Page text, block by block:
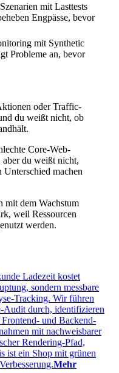
mit Lasttests
Engpässe, bevor
mit Synthetic
Probleme an, bevor
oder Traffic-
du weißt nicht, ob
Core-Web-
du weißt nicht,
machen
mit dem Wachstum
weil Ressourcen
werden.
Ladezeit kostet
sondern messbare
Tracking. Wir führen
Audit durch, identifizieren
und Backend-
mit nachweisbarer
Rendering-Pfad,
ist ein Shop mit grünen
Mehr